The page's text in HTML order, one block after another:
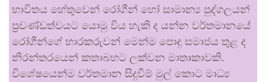
භාවිතය හේතුවෙන් රෝගීන් හෝ සාමාන්‍ය පුද්ගලයන්
ප්‍රචණ්ඩත්වයට යොමු විය හැකි ද යන්න වර්තමානයේ
රෝගීන්ගේ භාරකරුවන් මෙන්ම පොදු සමාජය තුළ ද
නිරන්තරයෙන් කතාබහට ලක්වන මාතෘකාවකි.
විශේෂයෙන්ම වර්තමාන සිදුවීම් මුල් කොට මාධ්‍ය